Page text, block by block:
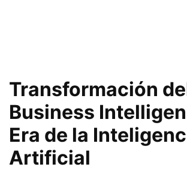
Transformación
Business
Era de la
Artificial